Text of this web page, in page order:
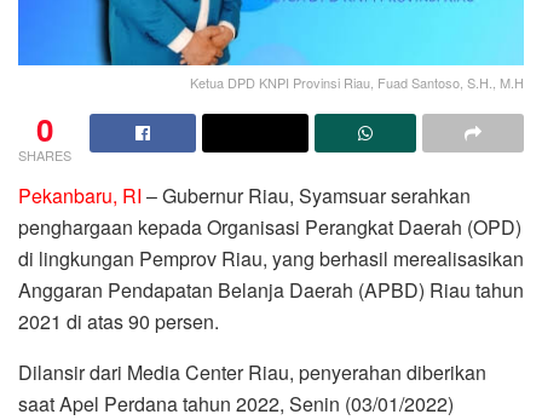
Ketua DPD KNPI Provinsi Riau, Fuad Santoso, S.H., M.H
0
SHARES
Pekanbaru, RI – Gubernur Riau, Syamsuar serahkan
penghargaan kepada Organisasi Perangkat Daerah (OPD)
di lingkungan Pemprov Riau, yang berhasil merealisasikan
Anggaran Pendapatan Belanja Daerah (APBD) Riau tahun
2021 di atas 90 persen.
Dilansir dari Media Center Riau, penyerahan diberikan
saat Apel Perdana tahun 2022, Senin (03/01/2022)